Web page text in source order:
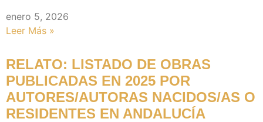
enero 5, 2026
Leer Más »
RELATO: LISTADO DE OBRAS
PUBLICADAS EN 2025 POR
AUTORES/AUTORAS NACIDOS/AS O
RESIDENTES EN ANDALUCÍA